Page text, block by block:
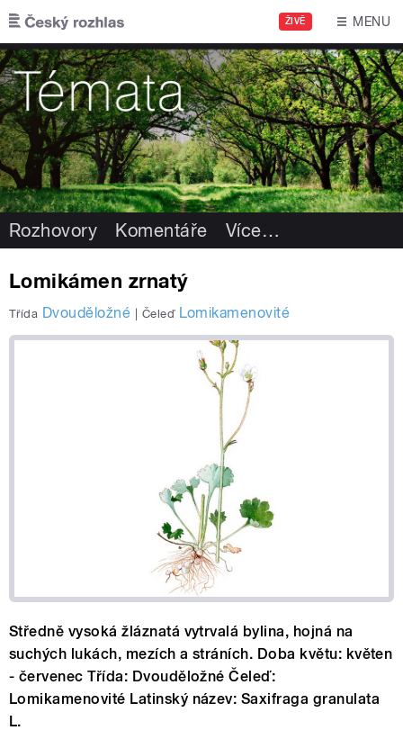
Přejít k hlavnímu obsahu
ŽIVĚ MENU
Rozhovory Komentáře Více…
Lomikámen zrnatý
Třída Dvouděložné | Čeleď Lomikamenovité
Středně vysoká žláznatá vytrvalá bylina, hojná na
suchých lukách, mezích a stráních. Doba květu: květen
- červenec Třída: Dvouděložné Čeleď:
Lomikamenovité Latinský název: Saxifraga granulata
L.